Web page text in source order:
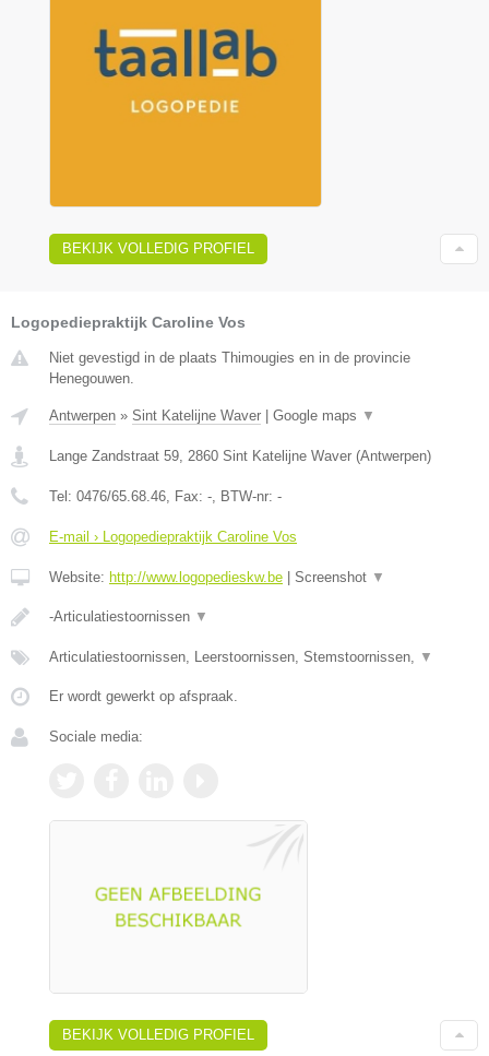
BEKIJK VOLLEDIG PROFIEL
Logopediepraktijk Caroline Vos
Niet gevestigd in de plaats Thimougies en in de provincie
Henegouwen.
Antwerpen » Sint Katelijne Waver Google maps ▼
Lange Zandstraat 59, 2860 Sint Katelijne Waver (Antwerpen)
Tel: 0476/65.68.46, Fax: -, BTW-nr: -
E-mail › Logopediepraktijk Caroline Vos
Website: http://www.logopedieskw.be Screenshot ▼
-Articulatiestoornissen ▼
Articulatiestoornissen, Leerstoornissen, Stemstoornissen, ▼
Er wordt gewerkt op afspraak.
Sociale media:
BEKIJK VOLLEDIG PROFIEL